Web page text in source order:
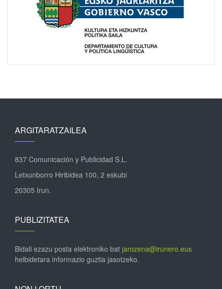
ARGITARATZAILEA
837 Comunicación y Publicidad S.L.
Letxunborro Hiribidea 100, 2 eskubi
20305 Irun.
PUBLIZITATEA
Bidali ezazu posta elektroniko bat jarozena@irunero.eus
helbidetara informazio guztia jasotzeko.